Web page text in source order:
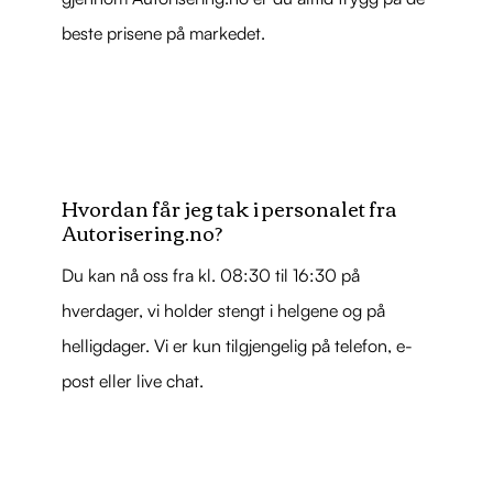
beste prisene på markedet.
Hvordan får jeg tak i personalet fra
Autorisering.no?
Du kan nå oss fra kl. 08:30 til 16:30 på
hverdager, vi holder stengt i helgene og på
helligdager. Vi er kun tilgjengelig på telefon, e-
post eller live chat.